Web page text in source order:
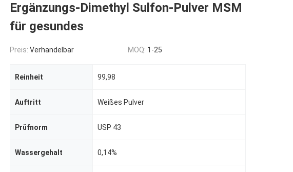
Ergänzungs-Dimethyl Sulfon-Pulver MSM
für gesundes
Preis: Verhandelbar MOQ: 1-25
Reinheit 99,98
Auftritt Weißes Pulver
Prüfnorm USP 43
Wassergehalt 0,14%